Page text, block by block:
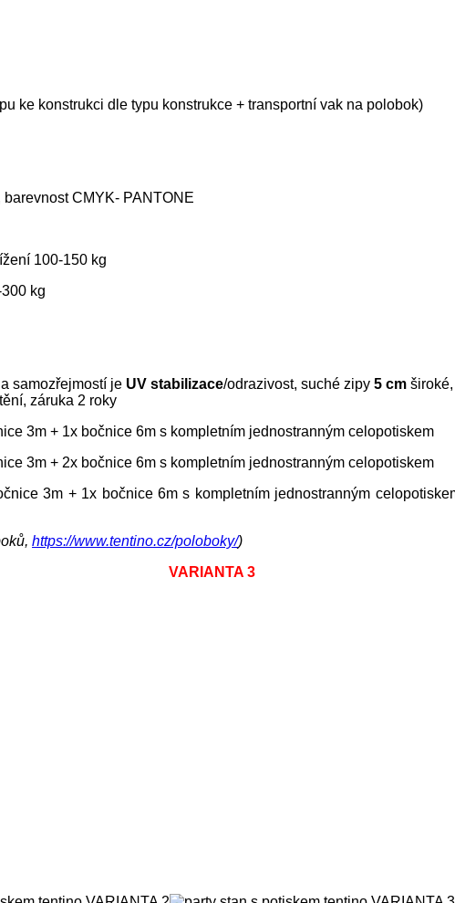
ke konstrukci dle typu konstrukce + transportní vak na polobok)
CMYK- PANTONE
100-150 kg
kg
samozřejmostí je UV stabilizace/odrazivost, suché zipy 5 cm
záruka 2 roky
3m + 1x bočnice 6m s kompletním jednostranným celopotiskem
3m + 2x bočnice 6m s kompletním jednostranným celopotiskem
3m + 1x bočnice 6m s kompletním jednostranným
https://www.tentino.cz/poloboky/)
2 VARIANTA 3